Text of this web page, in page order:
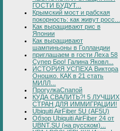
ГОСТИ БУДУТ...
Крымский мост и рабская
покорность: как живут росс...
Как выращивают рис в
Японии
Как выращивают
шампиньоны в Голландии
приглашаем в гости Леха 58
Супер Бро! Галина Яковл...
ИСТОРИЯ УСПЕХА Виктора
Оношко. КАК в 21 стать
МИЛЛ...
ПрогулкаСпапой
КУДА СВАЛИТЬ?! 5 ЛУЧШИХ
СТРАН ДЛЯ ИММИГРАЦИИ!
Ubiquiti AirFiber 5U (AF5U)
Обзор Ubiquiti AirFiber 24 от
UBNT.SU (на русском)...